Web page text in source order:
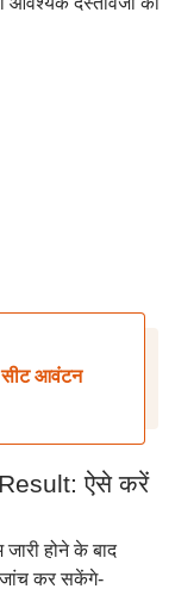
आवंटन
ऐसे करें
होने के बाद
जांच कर सकेंगे-